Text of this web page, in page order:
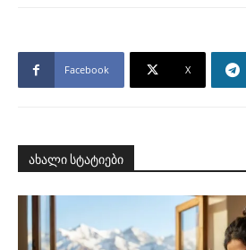
Facebook X
ახალი სტატიები